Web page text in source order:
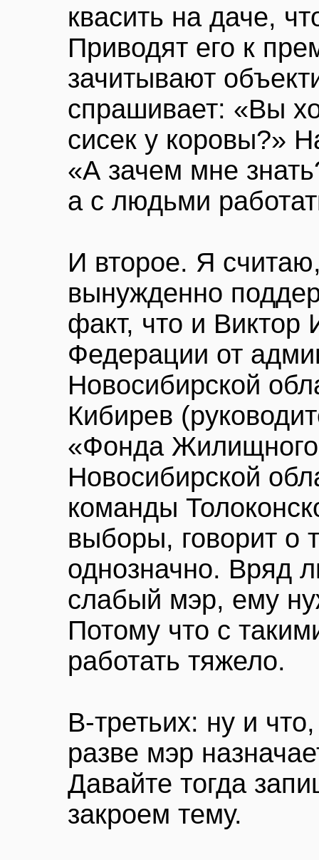
квасить на даче,
Приводят его к
зачитывают
спрашивает: «Вы
сисек у коровы?»
«А зачем мне
а с людьми
И второе. Я
вынужденно
факт, что и Виктор
Федерации от
Новосибирской
Кибирев
«Фонда Жилищного
Новосибирской
команды
выборы, говорит о
однозначно. Вряд
слабый мэр, ему
Потому что с
работать тяжело.
В-третьих: ну и
разве мэр
Давайте тогда
закроем тему.